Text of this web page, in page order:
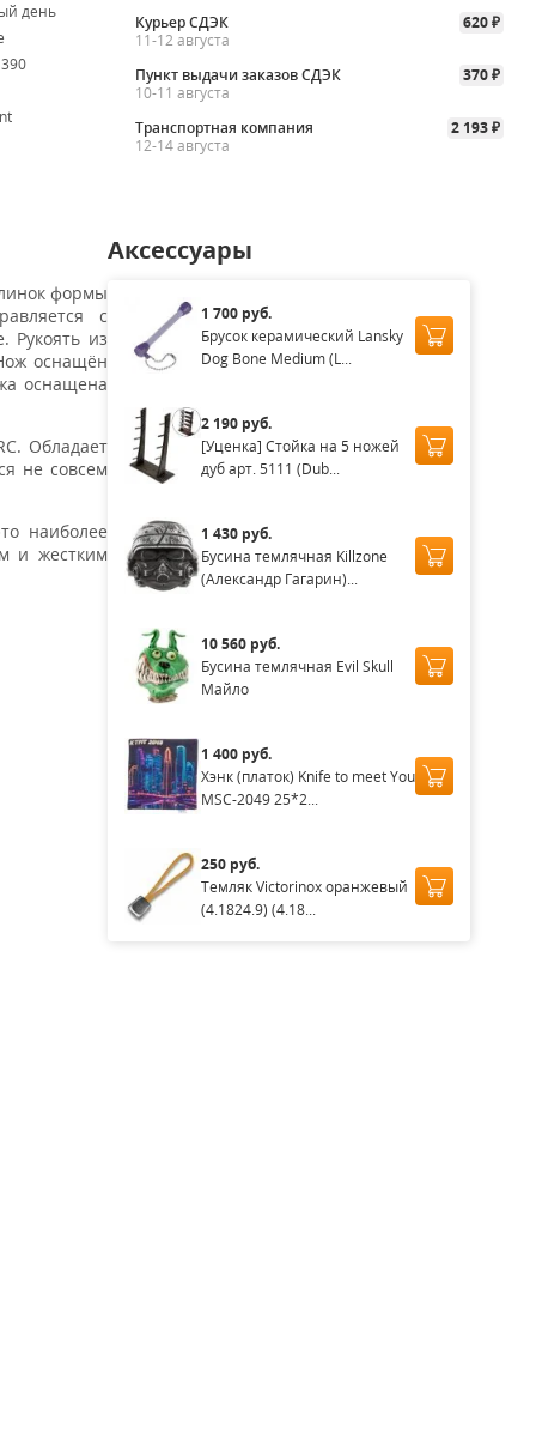
день
Курьер СДЭК
620 ₽
11-12 августа
Пункт выдачи заказов СДЭК
370 ₽
10-11 августа
Транспортная компания
2 193 ₽
12-14 августа
формы
с
Рукоять из
оснащён
оснащена
Обладает
не совсем
наиболее
и жестким
Аксессуары
1 700 руб.
Брусок керамический Lansky
Dog Bone Medium (L...
2 190 руб.
[Уценка] Стойка на 5 ножей
дуб арт. 5111 (Dub...
1 430 руб.
Бусина темлячная Killzone
(Александр Гагарин)...
10 560 руб.
Бусина темлячная Evil Skull
Майло
1 400 руб.
Хэнк (платок) Knife to meet You
MSC-2049 25*2...
250 руб.
Темляк Victorinox оранжевый
(4.1824.9) (4.18...